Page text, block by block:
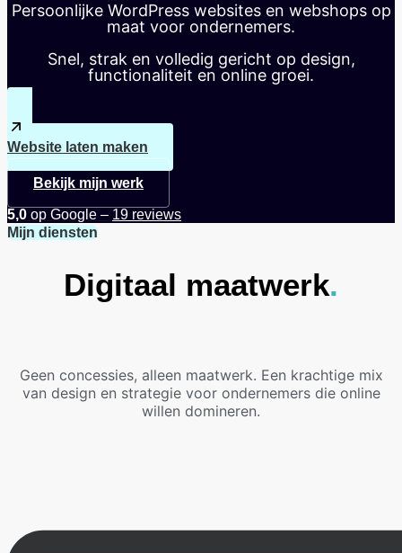
Persoonlijke WordPress websites en webshops op
maat voor ondernemers.
Snel, strak en volledig gericht op design,
functionaliteit en online groei.
Website laten maken
Bekijk mijn werk
5,0 op Google – 19 reviews
Mijn diensten
Digitaal maatwerk.
Geen concessies, alleen maatwerk. Een krachtige mix
van design en strategie voor ondernemers die online
willen domineren.